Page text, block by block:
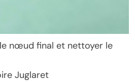
nœud final et nettoyer le
Juglaret